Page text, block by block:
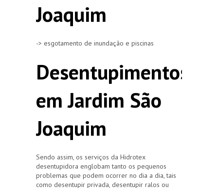
Joaquim
-> esgotamento de inundação e piscinas
Desentupimentos
em Jardim São
Joaquim
Sendo assim, os serviços da Hidrotex
desentupidora englobam tanto os pequenos
problemas que podem ocorrer no dia a dia, tais
como desentupir privada, desentupir ralos ou